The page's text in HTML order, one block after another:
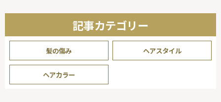
記事カテゴリー
髪の傷み ヘアスタイル
ヘアカラー